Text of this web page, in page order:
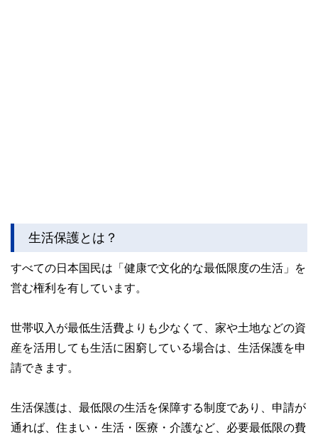
生活保護とは？
すべての日本国民は「健康で文化的な最低限度の生活」を
営む権利を有しています。
世帯収入が最低生活費よりも少なくて、家や土地などの資
産を活用しても生活に困窮している場合は、生活保護を申
請できます。
生活保護は、最低限の生活を保障する制度であり、申請が
通れば、住まい・生活・医療・介護など、必要最低限の費